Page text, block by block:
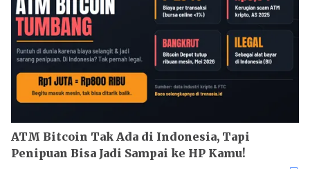
ATM Bitcoin Tak Ada di Indonesia, Tapi
Penipuan Bisa Jadi Sampai ke HP Kamu!